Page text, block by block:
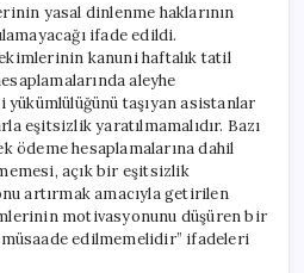
yasal dinlenme haklarının
ifade edildi.
kanuni haftalık tatil
aleyhe
yükümlülüğünü taşıyan asistanlar
eşitsizlik yaratılmamalıdır. Bazı
ödeme hesaplamalarına dahil
açık bir eşitsizlik
artırmak amacıyla getirilen
motivasyonunu düşüren bir
edilmemelidir” ifadeleri